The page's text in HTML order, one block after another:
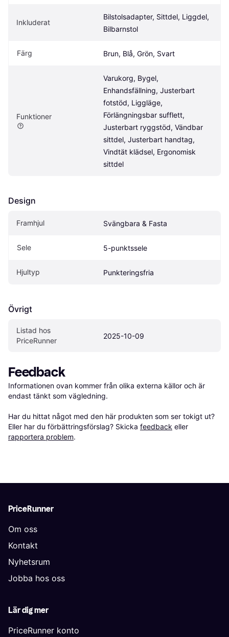
Inkluderat
Bilstolsadapter, Sittdel, Liggdel,
Bilbarnstol
Färg Brun, Blå, Grön, Svart
Funktioner
Varukorg, Bygel,
Enhandsfällning, Justerbart
fotstöd, Liggläge,
Förlängningsbar sufflett,
Justerbart ryggstöd, Vändbar
sittdel, Justerbart handtag,
Vindtät klädsel, Ergonomisk
sittdel
Design
Framhjul Svängbara & Fasta
Sele 5-punktssele
Hjultyp Punkteringsfria
Övrigt
Listad hos
PriceRunner
2025-10-09
Feedback
Informationen ovan kommer från olika externa källor och är
endast tänkt som vägledning.
Har du hittat något med den här produkten som ser tokigt ut?
Eller har du förbättringsförslag? Skicka feedback eller
rapportera problem.
PriceRunner
Om oss
Kontakt
Nyhetsrum
Jobba hos oss
Lär dig mer
PriceRunner konto